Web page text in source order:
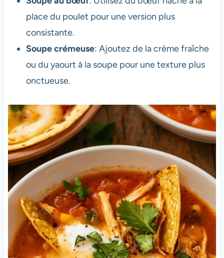
place du poulet pour une version plus
consistante.
Soupe crémeuse: Ajoutez de la crème fraîche
ou du yaourt à la soupe pour une texture plus
onctueuse.